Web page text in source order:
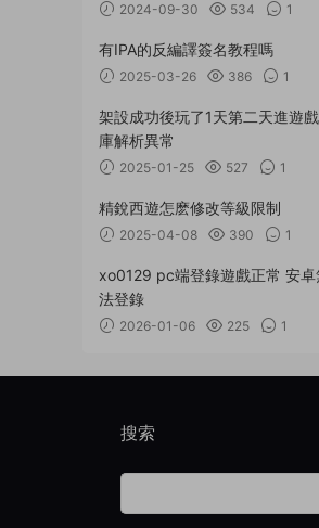
2024-09-30 534 1
有IPA的反編譯簽名教程嗎
2025-03-26 386 1
架設成功後玩了1天第二天進遊
庫解析異常
2025-01-25 527 1
精銳西遊怎麽修改等級限制
2025-04-08 390 1
xo0129 pc端登錄遊戲正常 安卓
法登錄
2026-01-06 225 1
搜索